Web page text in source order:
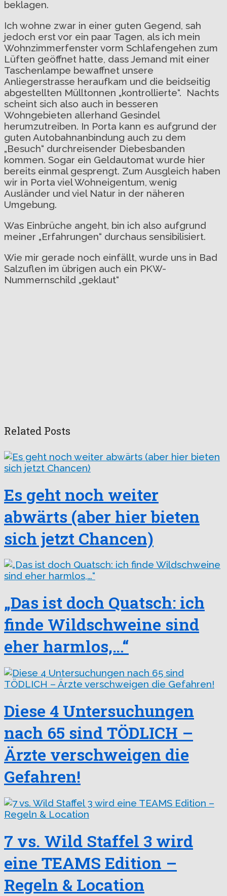
beklagen.
Ich wohne zwar in einer guten Gegend, sah
jedoch erst vor ein paar Tagen, als ich mein
Wohnzimmerfenster vorm Schlafengehen zum
Lüften geöffnet hatte, dass Jemand mit einer
Taschenlampe bewaffnet unsere
Anliegerstrasse heraufkam und die beidseitig
abgestellten Mülltonnen „kontrollierte“. Nachts
scheint sich also auch in besseren
Wohngebieten allerhand Gesindel
herumzutreiben. In Porta kann es aufgrund der
guten Autobahnanbindung auch zu dem
„Besuch“ durchreisender Diebesbanden
kommen. Sogar ein Geldautomat wurde hier
bereits einmal gesprengt. Zum Ausgleich haben
wir in Porta viel Wohneigentum, wenig
Ausländer und viel Natur in der näheren
Umgebung.
Was Einbrüche angeht, bin ich also aufgrund
meiner „Erfahrungen“ durchaus sensibilisiert.
Wie mir gerade noch einfällt, wurde uns in Bad
Salzuflen im übrigen auch ein PKW-
Nummernschild „geklaut“
Related Posts
Es geht noch weiter
abwärts (aber hier bieten
sich jetzt Chancen)
„Das ist doch Quatsch: ich
finde Wildschweine sind
eher harmlos,…“
Diese 4 Untersuchungen
nach 65 sind TÖDLICH –
Ärzte verschweigen die
Gefahren!
7 vs. Wild Staffel 3 wird
eine TEAMS Edition –
Regeln & Location